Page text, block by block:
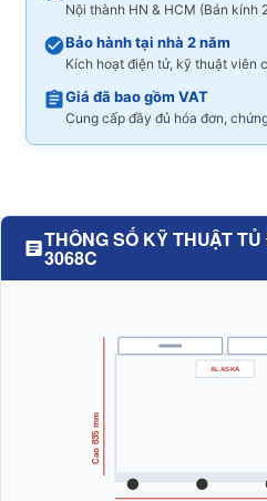
Nội thành HN & HCM (Bán kính
Bảo hành tại nhà 2 năm
Kích hoạt điện tử, kỹ thuật viên
Giá đã bao gồm VAT
Cung cấp đầy đủ hóa đơn,
THÔNG SỐ KỸ THUẬT
3068C
ALASKA
Cao 835 mm